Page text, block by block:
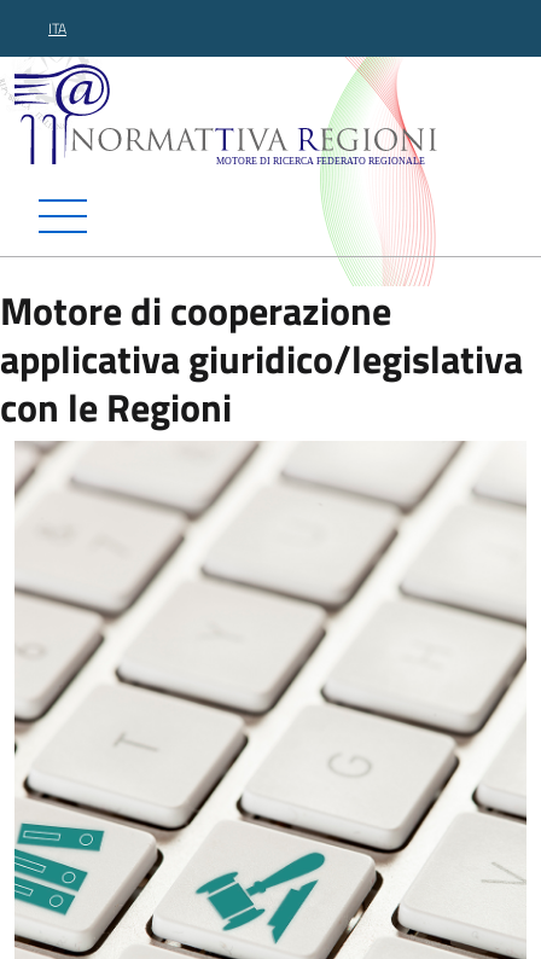
ITA
Normattiva Regioni -
Motore di cooperazione
applicativa giuridico/legislativa
con le Regioni